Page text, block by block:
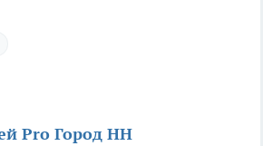
Pro Город НН